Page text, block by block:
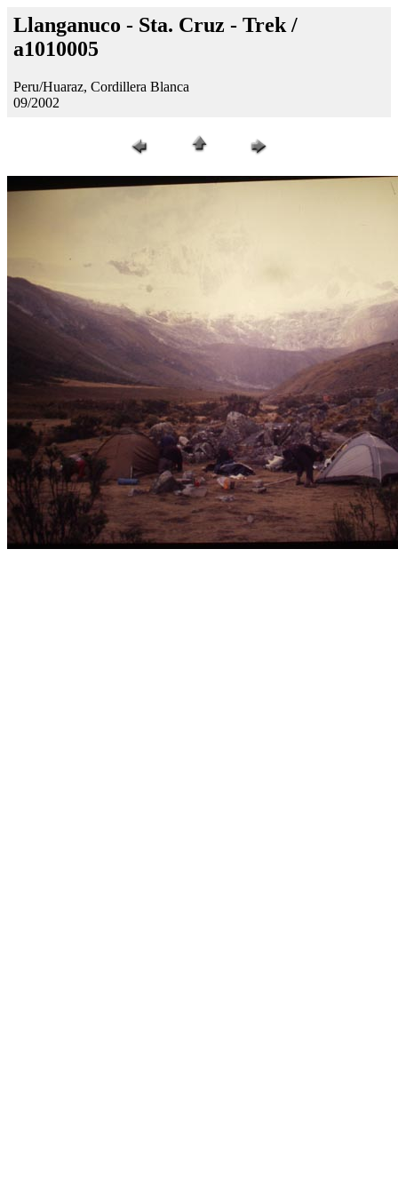
Llanganuco - Sta. Cruz - Trek /
a1010005
Peru/Huaraz, Cordillera Blanca
09/2002